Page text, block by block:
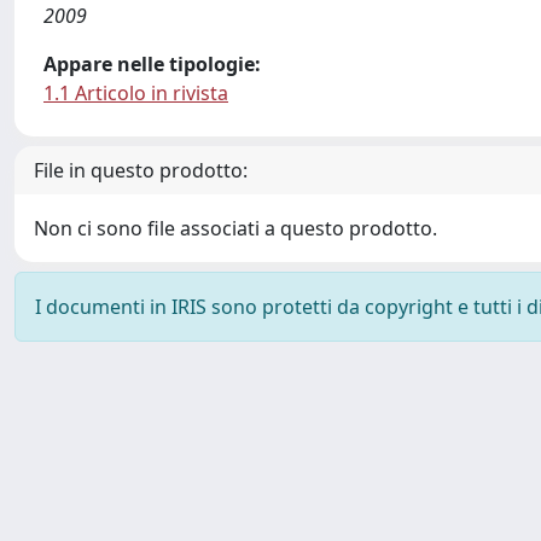
2009
Appare nelle tipologie:
1.1 Articolo in rivista
File in questo prodotto:
Non ci sono file associati a questo prodotto.
I documenti in IRIS sono protetti da copyright e tutti i